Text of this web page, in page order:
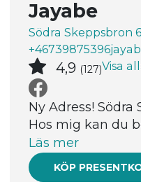
Jayabe
Södra Skeppsbron
+46739875396
4,9 (127)Visa
Ny Adress! Södra
Hos mig kan du
Läs mer
KÖP